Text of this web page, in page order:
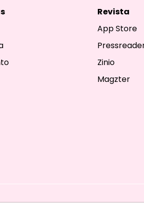
Revista
App Store
Zinio
Magzter
S.A. DE C.V. TODOS LOS DERECHOS